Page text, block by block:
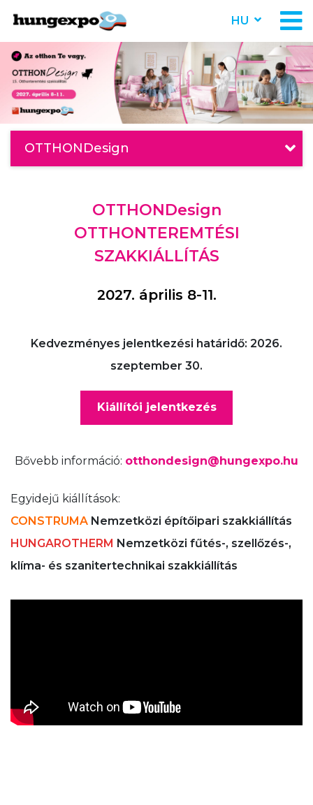
HU
OTTHONDesign
OTTHONDesign
OTTHONTEREMTÉSI
SZAKKIÁLLÍTÁS
2027. április 8-11.
Kedvezményes jelentkezési határidő: 2026.
szeptember 30.
Kiállítói jelentkezés
Bővebb információ: otthondesign@hungexpo.hu
Egyidejű kiállítások:
CONSTRUMA Nemzetközi építőipari szakkiállítás
HUNGAROTHERM Nemzetközi fűtés-, szellőzés-,
klíma- és szanitertechnikai szakkiállítás